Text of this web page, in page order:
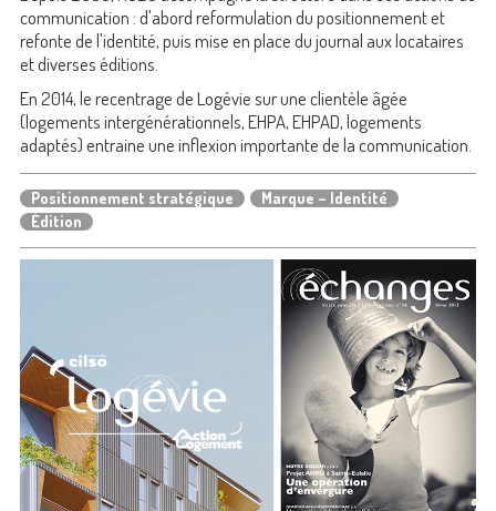
communication : d'abord reformulation du positionnement et
refonte de l'identité, puis mise en place du journal aux locataires
et diverses éditions.
En 2014, le recentrage de Logévie sur une clientèle âgée
(logements intergénérationnels, EHPA, EHPAD, logements
adaptés) entraine une inflexion importante de la communication.
Positionnement stratégique
Marque – Identité
Édition